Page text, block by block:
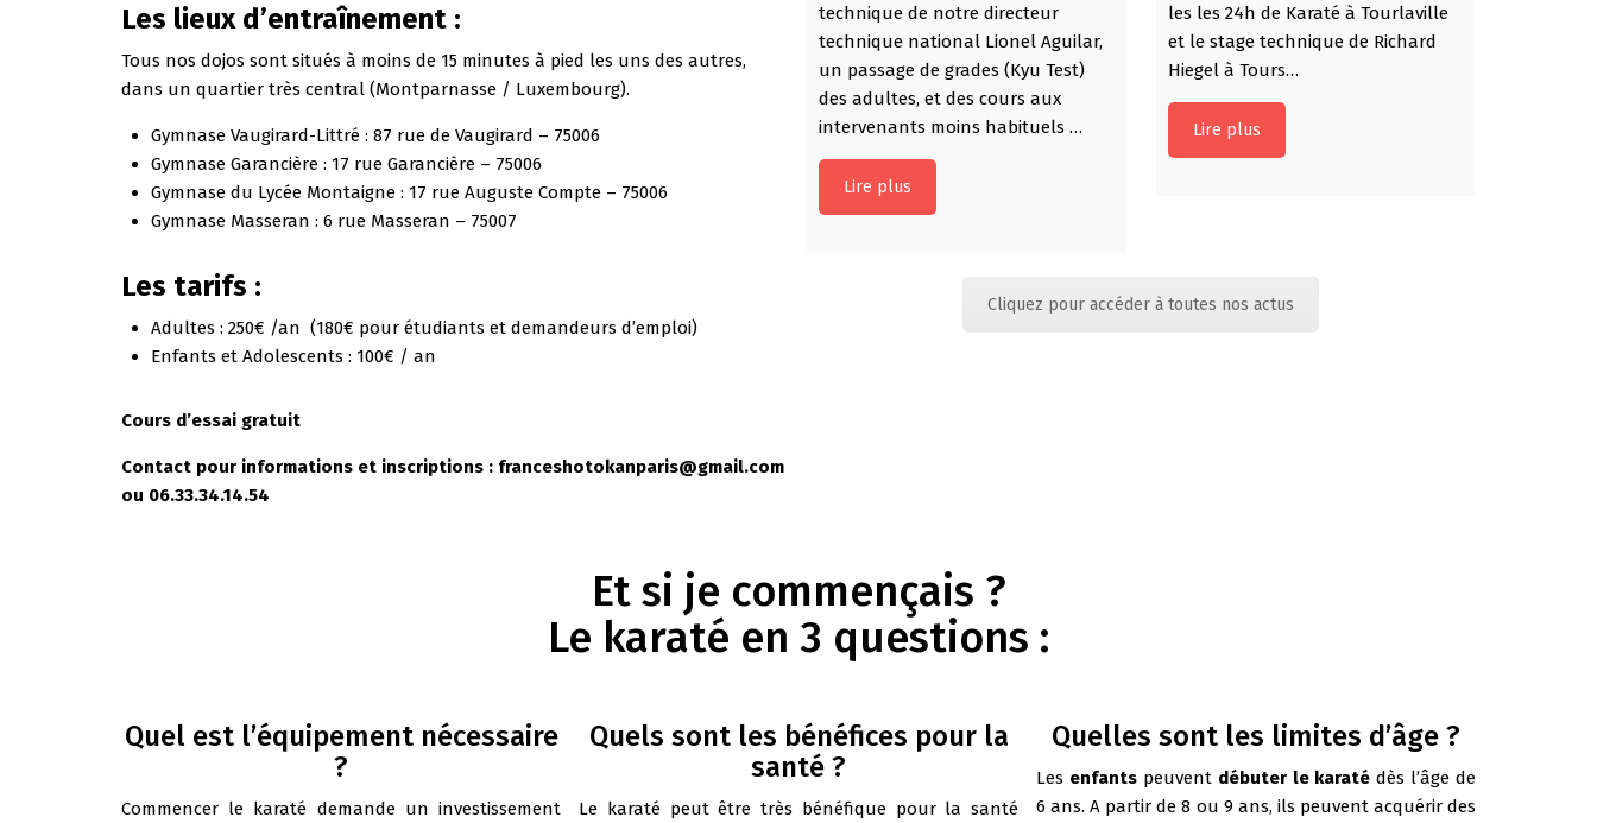
Les lieux d’entraînement :
Tous nos dojos sont situés à moins de 15 minutes à pied les uns des autres,
dans un quartier très central (Montparnasse / Luxembourg).
Gymnase Vaugirard-Littré : 87 rue de Vaugirard – 75006
Gymnase Garancière : 17 rue Garancière – 75006
Gymnase du Lycée Montaigne : 17 rue Auguste Compte – 75006
Gymnase Masseran : 6 rue Masseran – 75007
Les tarifs :
Adultes : 250€ /an (180€ pour étudiants et demandeurs d’emploi)
Enfants et Adolescents : 100€ / an
Cours d’essai gratuit
Contact pour informations et inscriptions : franceshotokanparis@gmail.com
ou 06.33.34.14.54
technique de notre directeur
technique national Lionel Aguilar,
un passage de grades (Kyu Test)
des adultes, et des cours aux
intervenants moins habituels …
Lire plus
les les 24h de Karaté à Tourlaville
et le stage technique de Richard
Hiegel à Tours…
Lire plus
Cliquez pour accéder à toutes nos actus
Et si je commençais ?
Le karaté en 3 questions :
Quel est l’équipement nécessaire
?
Commencer le karaté demande un investissement
Quels sont les bénéfices pour la
santé ?
Le karaté peut être très bénéfique pour la santé
Quelles sont les limites d’âge ?
Les enfantspeuvent débuter le karaté dès l’âge de
6 ans. A partir de 8 ou 9 ans, ils peuvent acquérir des